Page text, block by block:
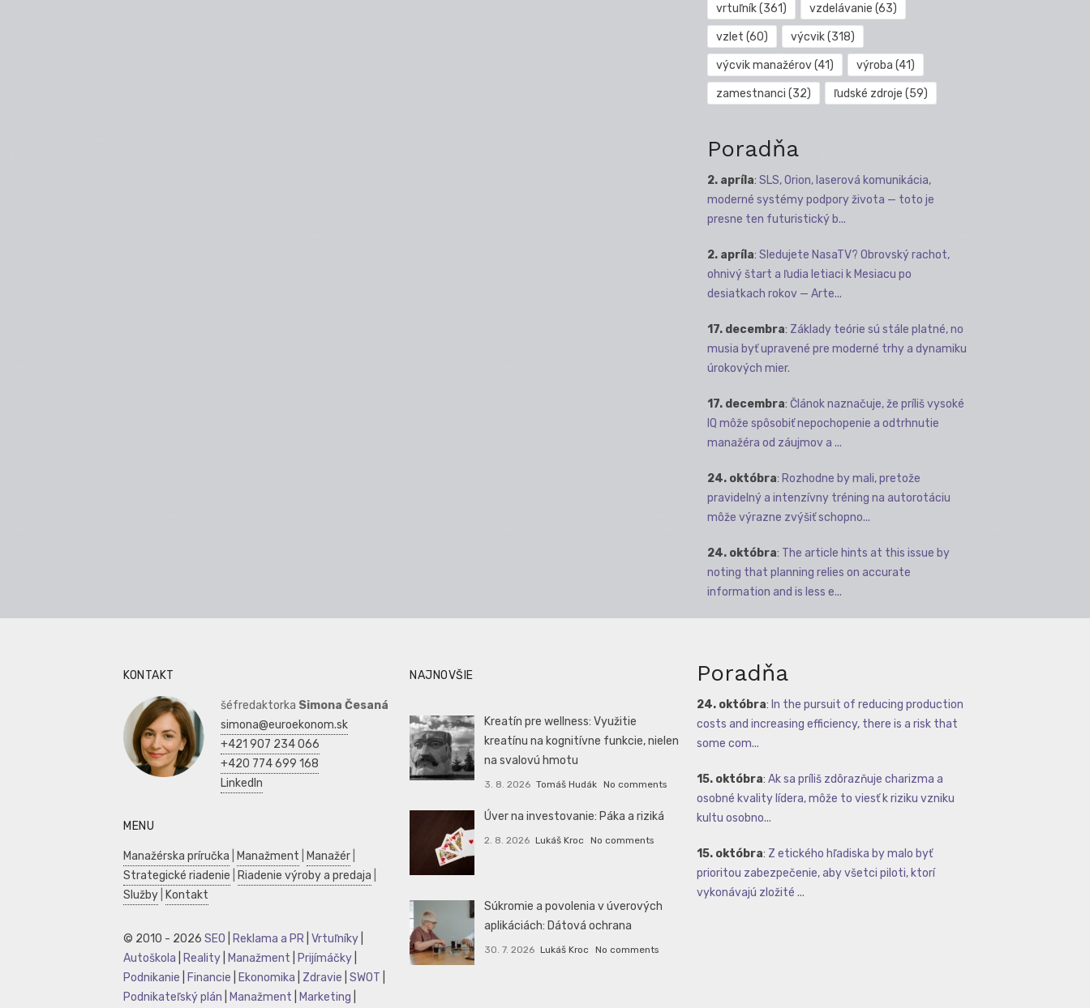
vrtuľník(361) vzdelávanie (63)
vzlet (60) výcvik(318)
výcvik manažérov(41) výroba (41)
zamestnanci (32) ľudské zdroje (59)
Poradňa
2. apríla: SLS, Orion, laserová komunikácia,
moderné systémy podpory života — toto je
presne ten futuristický b...
2. apríla: Sledujete NasaTV? Obrovský rachot,
ohnivý štart a ľudia letiaci k Mesiacu po
desiatkach rokov — Arte...
17. decembra: Základy teórie sú stále platné, no
musia byť upravené pre moderné trhy a dynamiku
úrokových mier.
17. decembra: Článok naznačuje, že príliš vysoké
IQ môže spôsobiť nepochopenie a odtrhnutie
manažéra od záujmov a ...
24. októbra: Rozhodne by mali, pretože
pravidelný a intenzívny tréning na autorotáciu
môže výrazne zvýšiť schopno...
24. októbra: The article hints at this issue by
noting that planning relies on accurate
information and is less e...
KONTAKT
šéfredaktorka Simona Česaná
simona@euroekonom.sk
+421 907 234 066
+420 774 699 168
LinkedIn
MENU
Manažérska príručka Manažment Manažér
Strategické riadenie
Riadenie výroby a predaja
Služby
Kontakt
© 2010 - 2026 SEO Reklama a PR Vrtuľníky
Autoškola
Reality Manažment Prijímáčky
Podnikanie
Financie Ekonomika Zdravie SWOT
Podnikateľský plán
Manažment Marketing
NAJNOVŠIE
Kreatín pre wellness: Využitie
kreatínu na kognitívne funkcie, nielen
na svalovú hmotu
3. 8. 2026 Tomáš Hudák No comments
Úver na investovanie: Páka a riziká
2. 8. 2026 Lukáš Kroc No comments
Súkromie a povolenia v úverových
aplikáciách: Dátová ochrana
30. 7. 2026 Lukáš Kroc No comments
Poradňa
24. októbra: In the pursuit of reducing production
costs and increasing efficiency, there is a risk that
some com...
15. októbra: Ak sa príliš zdôrazňuje charizma a
osobné kvality lídera, môže to viesť k riziku vzniku
kultu osobno...
15. októbra: Z etického hľadiska by malo byť
prioritou zabezpečenie, aby všetci piloti, ktorí
vykonávajú zložité ...